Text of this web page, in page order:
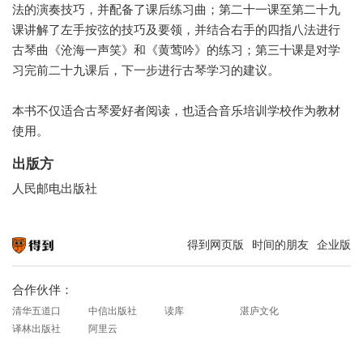
法的演奏技巧，并配备了课后练习曲；第二十一课至第二十九
课讲解了左手按弦的技巧及要领，并结合右手的四指八法进行
古琴曲《沧海一声笑》和《黄莺吟》的练习；第三十课是对学
习完前二十九课后，下一步进行古琴学习的建议。
本书不仅适合古琴爱好者阅读，也适合音乐培训学校作为教材
使用。
出版方
人民邮电出版社
得到网页版 时间的朋友 企业版
合作伙伴：
清华五道口 中信出版社 读库
湛庐文化
译林出版社
阿里云